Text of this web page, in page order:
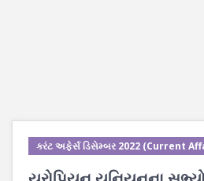
કરંટ અફેર્સ ડિસેમ્બર 2022 (Current